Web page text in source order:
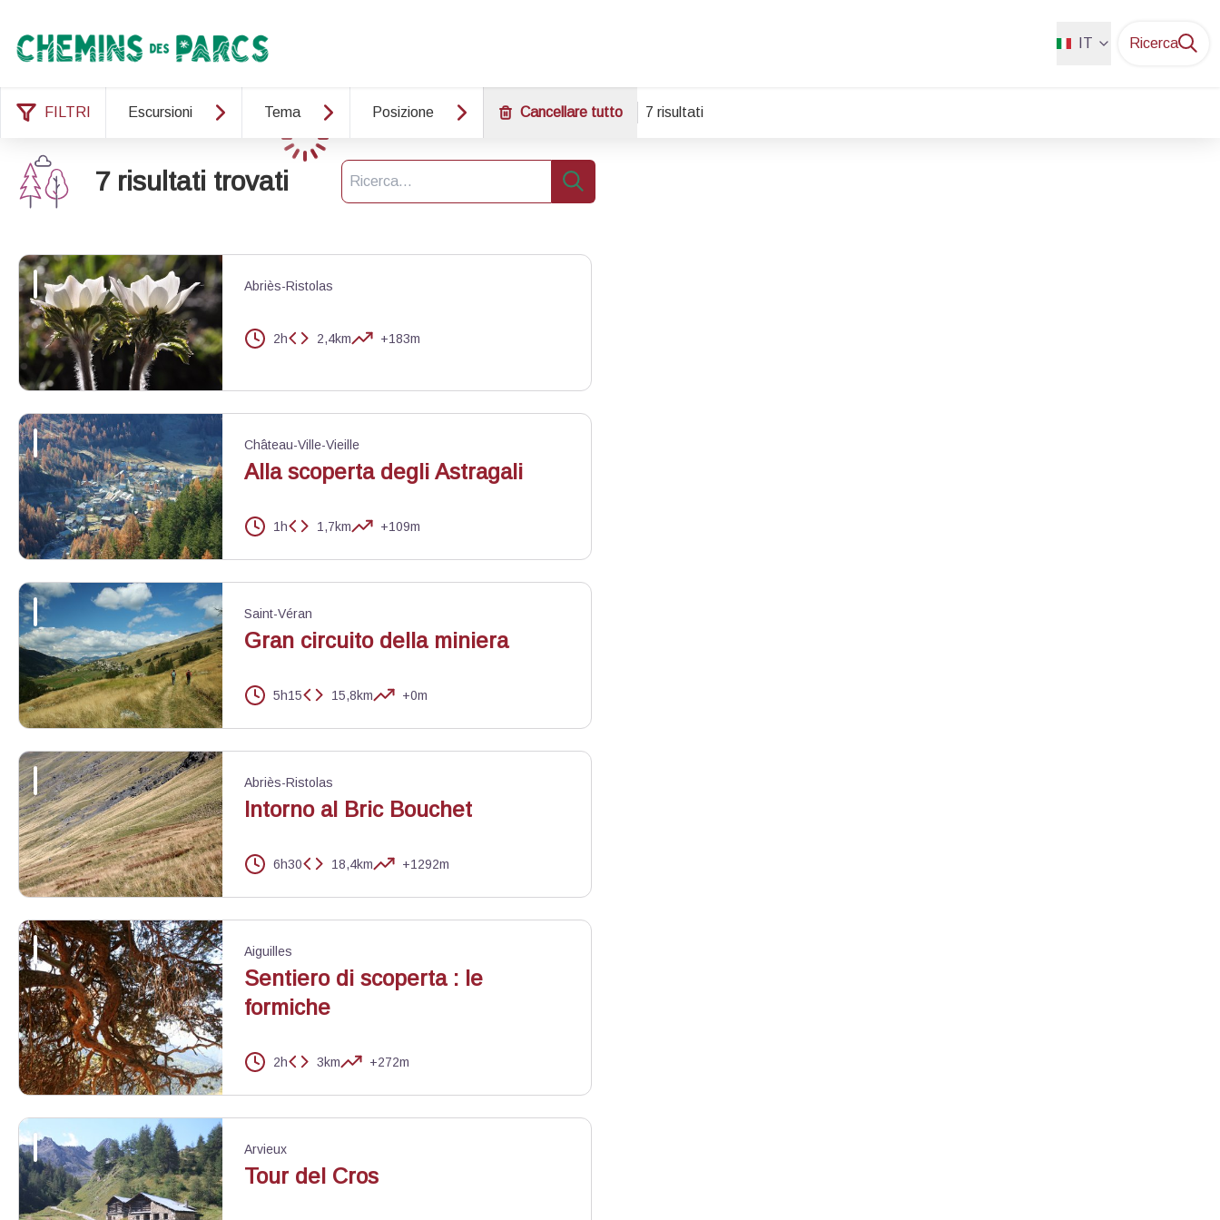
Chemins des Parcs IT Ricerca
FILTRI Escursioni Tema Posizione Cancellare tutto 7 risultati
7 risultati trovati
Ricerca
Ricerca
Abriès-Ristolas
2h 2,4km +183m
Château-Ville-Vieille
Alla scoperta degli Astragali
1h 1,7km +109m
Saint-Véran
Gran circuito della miniera
5h15 15,8km +0m
Abriès-Ristolas
Intorno al Bric Bouchet
6h30 18,4km +1292m
Aiguilles
Sentiero di scoperta : le
formiche
2h 3km +272m
Arvieux
Tour del Cros
Caricamento